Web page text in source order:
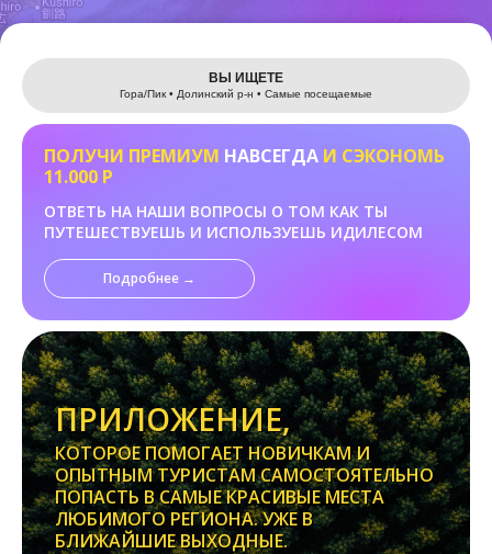
Leaflet
ВЫ ИЩЕТЕ
Гора/Пик • Долинский р-н • Самые посещаемые
ПОЛУЧИ ПРЕМИУМ НАВСЕГДА И СЭКОНОМЬ
11.000 Р
ОТВЕТЬ НА НАШИ ВОПРОСЫ О ТОМ КАК ТЫ
ПУТЕШЕСТВУЕШЬ И ИСПОЛЬЗУЕШЬ ИДИЛЕСОМ
Подробнее →
ПРИЛОЖЕНИЕ,
КОТОРОЕ ПОМОГАЕТ НОВИЧКАМ И
ОПЫТНЫМ ТУРИСТАМ САМОСТОЯТЕЛЬНО
ПОПАСТЬ В САМЫЕ КРАСИВЫЕ МЕСТА
ЛЮБИМОГО РЕГИОНА. УЖЕ В
БЛИЖАЙШИЕ ВЫХОДНЫЕ.